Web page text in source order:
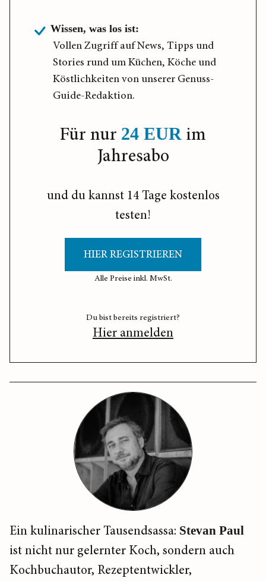
Wissen, was los ist:
Vollen Zugriff auf News, Tipps und
Stories rund um Küchen, Köche und
Köstlichkeiten von unserer Genuss-
Guide-Redaktion.
Für nur 24 EUR im
Jahresabo
und du kannst 14 Tage kostenlos
testen!
HIER REGISTRIEREN
Alle Preise inkl. MwSt.
Du bist bereits registriert?
Hier anmelden
Ein kulinarischer Tausendsassa: Stevan Paul
ist nicht nur gelernter Koch, sondern auch
Kochbuchautor, Rezeptentwickler,